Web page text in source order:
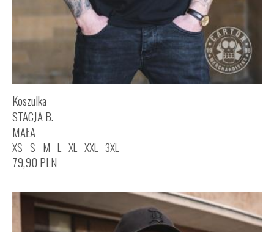
Koszulka
STACJA B.
MAŁA
XS S M L XL XXL 3XL
79,90 PLN